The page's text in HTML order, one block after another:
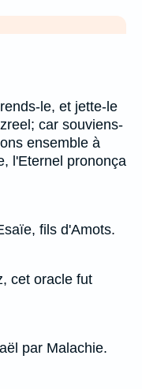
le, et jette-le
car souviens-
ensemble à
l'Eternel prononça
fils d'Amots.
cet oracle fut
par Malachie.